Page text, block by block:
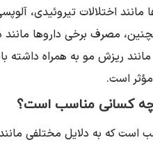
اختلالات تیروئیدی،
مصرف برخی داروها مانند
ریزش مو به همراه
است.
چه کسانی مناسب است؟
است که به دلایل مختلفی